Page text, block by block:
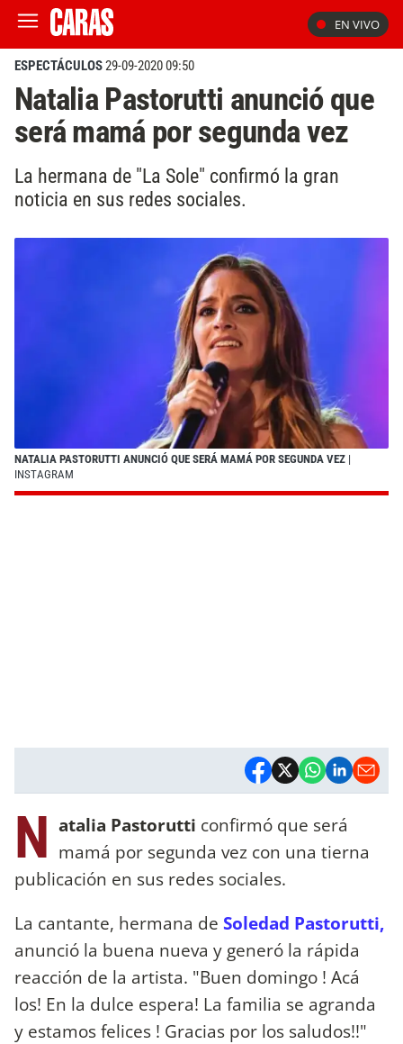
EN VIVO
ESPECTÁCULOS29-09-2020 09:50
Natalia Pastorutti anunció que
será mamá por segunda vez
La hermana de "La Sole" confirmó la gran
noticia en sus redes sociales.
NATALIA PASTORUTTI ANUNCIÓ QUE SERÁ MAMÁ POR SEGUNDA VEZ |
INSTAGRAM
N atalia Pastorutti confirmó que será
mamá por segunda vez con una tierna
publicación en sus redes sociales.
La cantante, hermana de Soledad Pastorutti,
anunció la buena nueva y generó la rápida
reacción de la artista. "Buen domingo ! Acá
los! En la dulce espera! La familia se agranda
y estamos felices ! Gracias por los saludos!!"